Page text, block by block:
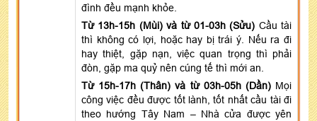
đình đều mạnh khỏe.
Từ 13h-15h (Mùi) và từ 01-03h (Sửu) Cầu tài
thì không có lợi, hoặc hay bị trái ý. Nếu ra đi
hay thiệt, gặp nạn, việc quan trọng thì phải
đòn, gặp ma quỷ nên cúng tế thì mới an.
Từ 15h-17h (Thân) và từ 03h-05h (Dần) Mọi
công việc đều được tốt lành, tốt nhất cầu tài đi
theo hướng Tây Nam – Nhà cửa được yên